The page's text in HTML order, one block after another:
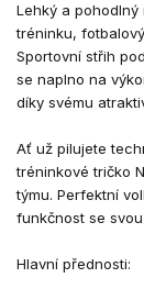
Lehký a pohodlný
tréninku,
Sportovní střih
se naplno na
díky svému
Ať už pilujete
tréninkové tričko
týmu. Perfektní
funkčnost se
Hlavní přednosti: